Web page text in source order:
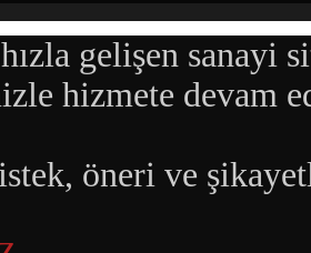
gelişen sanayi
hizmete devam
öneri ve